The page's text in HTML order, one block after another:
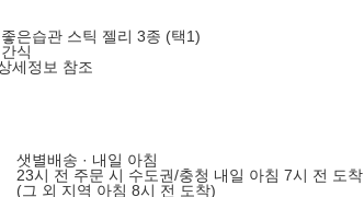
은습관 스틱 젤리 3종 (택1)
식
세정보 참조
샛별배송 · 내일 아침
23시 전 주문 시 수도권/충청 내일 아침 7시 전 도착
(그 외 지역 아침 8시 전 도착)